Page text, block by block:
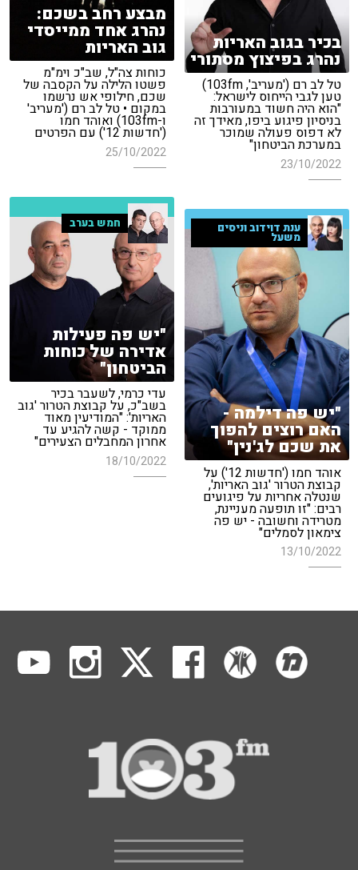
מבצע רחב בשכם:
נהרג אחד ממייסדי
גוב האריות
כוחות צה"ל, שב"כ וימ"מ
פשטו הלילה על הקסבה של
שכם, חילופי אש נרשמו
במקום • טל לב רם ('מעריב'
ו-103fm) ואוהד חמו
('חדשות 12') עם הפרטים
25/10/2022
בכיר בגוב האריות
נהרג בפיצוץ מסתורי
טל לב רם ('מעריב', 103fm)
טען לגבי הייחוס לישראל:
"הוא היה חשוד במעורבות
בניסיון פיגוע ביפו, מאידך זה
לא דפוס פעולה שמוכר
במערכת הביטחון"
23/10/2022
חמש בערב
"יש פה פעילות
אדירה של כוחות
הביטחון"
עדי כרמי, לשעבר בכיר
בשב"כ, על קבוצת הטרור 'גוב
האריות': "המודיעין מאוד
ממוקד - קשה להגיע עד
אחרון המחבלים הצעירים"
18/10/2022
ענת דוידוב וניסים
משעל
"יש פה דילמה -
האם רוצים להפוך
את שכם לג'נין"
אוהד חמו ('חדשות 12') על
קבוצת הטרור 'גוב האריות',
שנטלה אחריות על פיגועים
רבים: "זו תופעה מעניינת,
מטרידה וחשובה - יש פה
צימאון לסמלים"
13/10/2022